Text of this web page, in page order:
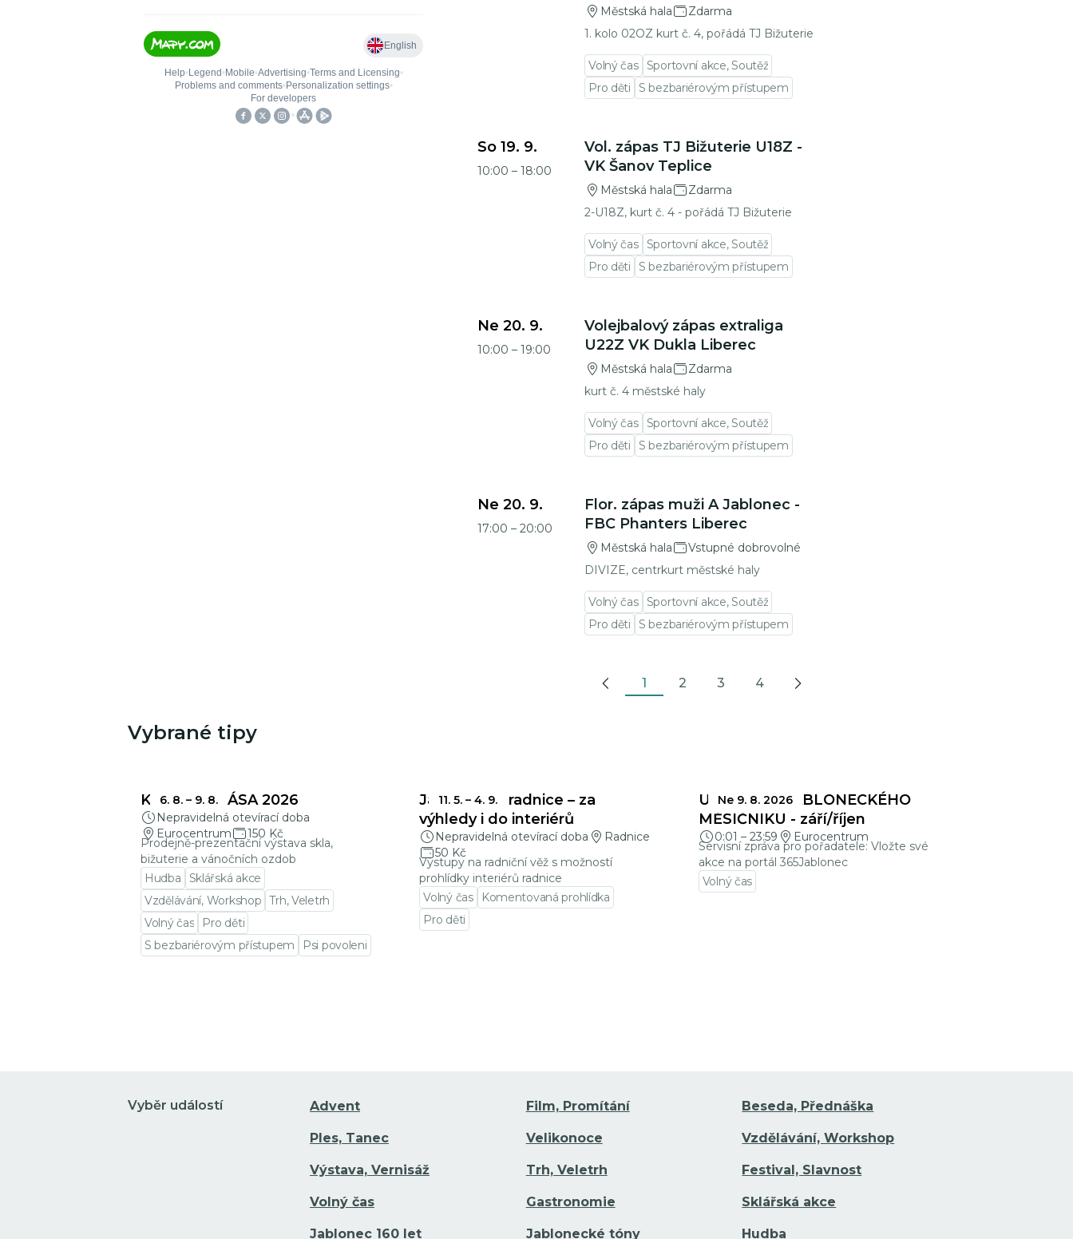
Městská hala
Zdarma
1. kolo 02OZ kurt č. 4, pořádá TJ Bižuterie
Volný čas Sportovní akce, Soutěž
Pro děti
S bezbariérovým přístupem
So 19. 9.
10:00 – 18:00
Vol. zápas TJ Bižuterie U18Z -
VK Šanov Teplice
Městská hala
Zdarma
2-U18Z, kurt č. 4 - pořádá TJ Bižuterie
Volný čas Sportovní akce, Soutěž
Pro děti
S bezbariérovým přístupem
Ne 20. 9.
10:00 – 19:00
Volejbalový zápas extraliga
U22Z VK Dukla Liberec
Městská hala
Zdarma
kurt č. 4 městské haly
Volný čas Sportovní akce, Soutěž
Pro děti
S bezbariérovým přístupem
Ne 20. 9.
17:00 – 20:00
Flor. zápas muži A Jablonec -
FBC Phanters Liberec
Městská hala
Vstupné dobrovolné
DIVIZE, centrkurt městské haly
Volný čas Sportovní akce, Soutěž
Pro děti
S bezbariérovým přístupem
Previous
1 2 3 4
Next
Vybrané tipy
6. 8. – 9. 8.
KŘEHKÁ KRÁSA 2026
Nepravidelná otevírací doba
Eurocentrum
150 Kč
Prodejně-prezentační výstava skla,
bižuterie a vánočních ozdob
Hudba
Sklářská akce
Vzdělávání, Workshop Trh, Veletrh
Volný čas
Pro děti
S bezbariérovým přístupem
Psi povoleni
11. 5. – 4. 9.
Jablonecká radnice – za
výhledy i do interiérů
Nepravidelná otevírací doba
Radnice
50 Kč
Výstupy na radniční věž s možností
prohlídky interiérů radnice
Volný čas
Komentovaná prohlídka
Pro děti
Ne 9. 8. 2026
UZÁVĚRKY JABLONECKÉHO
MĚSÍČNÍKU - září/říjen
0:01 – 23:59 Eurocentrum
Servisní zpráva pro pořadatele: Vložte své
akce na portál 365Jablonec
Volný čas
Vyběr událostí Advent Film, Promítání Beseda, Přednáška
Ples, Tanec Velikonoce Vzdělávání, Workshop
Výstava, Vernisáž Trh, Veletrh Festival, Slavnost
Volný čas Gastronomie Sklářská akce
Jablonec 160 let Jablonecké tóny Hudba